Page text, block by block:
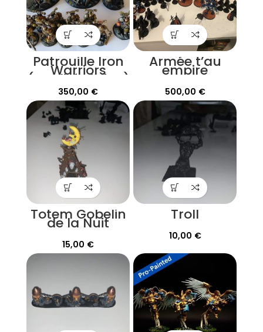
Patrouille Iron
Warriors
(qualité vitrine)
350,00 €
Armée t’au
empire
500,00 €
Totem Gobelin
de la Nuit
15,00 €
Troll
10,00 €